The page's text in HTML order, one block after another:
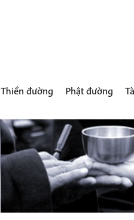
Thiền đường Phật đường